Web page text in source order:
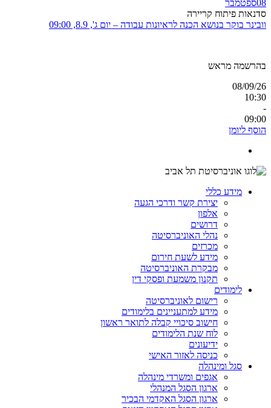
08ספטמבר
סדנאות פיתוח קריירה
וובינר בוקר בנושא הכנה לראיונות עבודה – יום ג', 8.9, 09:00
בהרשמה מראש
08/09/26
10:30
-
09:00
הוסף ליומן
מידע כללי
יצירת קשר ודרכי הגעה
אלפון
דרושים
נהלי האוניברסיטה
מכרזים
מידע לשעת חירום
מבקרת האוניברסיטה
תקנון משמעת ופסקי דין
לימודים
רישום לאוניברסיטה
מידע למתעניינים בלימודים
חישוב סיכויי קבלה לתואר ראשון
לוח שנת הלימודים
ידיעונים
כניסה לאזור האישי
סגל ומינהלה
אגפים ומשרדי מינהלה
ארגון הסגל המנהלי
ארגון הסגל האקדמי הבכיר